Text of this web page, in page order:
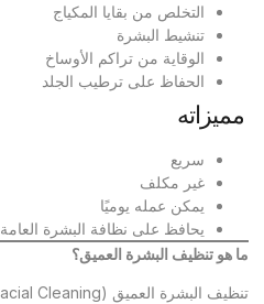
التخلص من بقايا المكياج
تنشيط البشرة
الوقاية من تراكم الأوساخ
الحفاظ على ترطيب الجلد
مميزاته
سريع
غير مكلف
يمكن عمله يوميًا
يحافظ على نظافة البشرة العامة
ما هو تنظيف البشرة العميق؟